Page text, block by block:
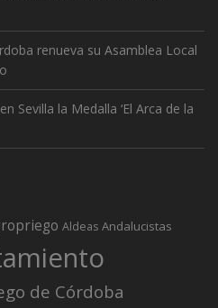
renueva su Asamblea Local
Sevilla la Medalla ‘El Arca de la
Aldeas Andalucistas
de Córdoba